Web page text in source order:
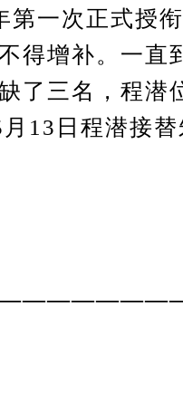
第一次正式授
得增补。一直
了三名，程潜
13日程潜接